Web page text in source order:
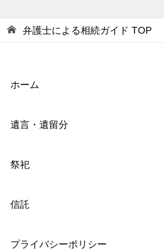
弁護士による相続ガイド TOP
ホーム
遺言・遺留分
祭祀
信託
プライバシーポリシー